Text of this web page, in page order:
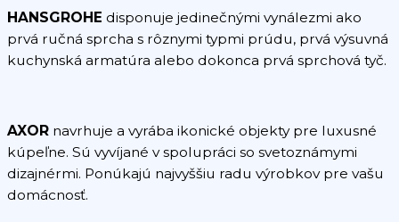
HANSGROHE disponuje jedinečnými vynálezmi ako
prvá ručná sprcha s rôznymi typmi prúdu, prvá výsuvná
kuchynská armatúra alebo dokonca prvá sprchová tyč.
AXOR navrhuje a vyrába ikonické objekty pre luxusné
kúpeľne. Sú vyvíjané v spolupráci so svetoznámymi
dizajnérmi. Ponúkajú najvyššiu radu výrobkov pre vašu
domácnosť.